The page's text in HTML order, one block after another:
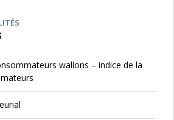
wallons – indice de la